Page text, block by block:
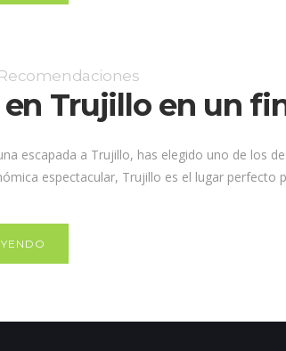
Recomendaciones
en Trujillo en un
escapada a Trujillo, has elegido uno de los
espectacular, Trujillo es el lugar perfecto